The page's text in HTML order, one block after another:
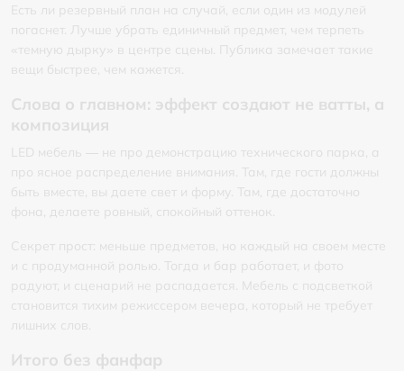
Есть ли резервный план на случай, если один из модулей
погаснет. Лучше убрать единичный предмет, чем терпеть
«темную дырку» в центре сцены. Публика замечает такие
вещи быстрее, чем кажется.
Слова о главном: эффект создают не ватты, а
композиция
LED мебель — не про демонстрацию технического парка, а
про ясное распределение внимания. Там, где гости должны
быть вместе, вы даете свет и форму. Там, где достаточно
фона, делаете ровный, спокойный оттенок.
Секрет прост: меньше предметов, но каждый на своем месте
и с продуманной ролью. Тогда и бар работает, и фото
радуют, и сценарий не распадается. Мебель с подсветкой
становится тихим режиссером вечера, который не требует
лишних слов.
Итого без фанфар